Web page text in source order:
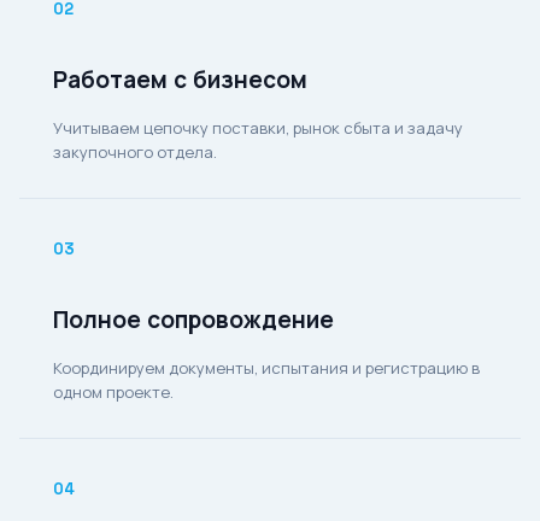
02
Работаем с бизнесом
Учитываем цепочку поставки, рынок сбыта и задачу
закупочного отдела.
03
Полное сопровождение
Координируем документы, испытания и регистрацию в
одном проекте.
04